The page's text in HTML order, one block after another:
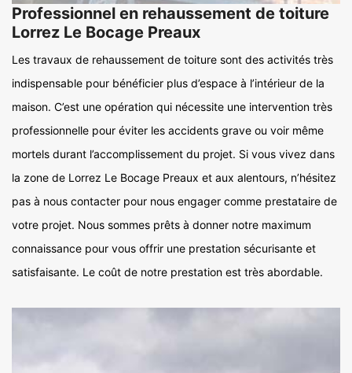
Professionnel en rehaussement de toiture
Lorrez Le Bocage Preaux
Les travaux de rehaussement de toiture sont des activités très
indispensable pour bénéficier plus d’espace à l’intérieur de la
maison. C’est une opération qui nécessite une intervention très
professionnelle pour éviter les accidents grave ou voir même
mortels durant l’accomplissement du projet. Si vous vivez dans
la zone de Lorrez Le Bocage Preaux et aux alentours, n’hésitez
pas à nous contacter pour nous engager comme prestataire de
votre projet. Nous sommes prêts à donner notre maximum
connaissance pour vous offrir une prestation sécurisante et
satisfaisante. Le coût de notre prestation est très abordable.